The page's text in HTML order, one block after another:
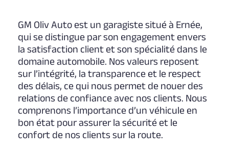
GM Oliv Auto est un garagiste situé à Ernée,
qui se distingue par son engagement envers
la satisfaction client et son spécialité dans le
domaine automobile. Nos valeurs reposent
sur l’intégrité, la transparence et le respect
des délais, ce qui nous permet de nouer des
relations de confiance avec nos clients. Nous
comprenons l’importance d’un véhicule en
bon état pour assurer la sécurité et le
confort de nos clients sur la route.